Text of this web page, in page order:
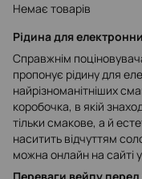
Немає товарів
Рідина для
Справжнім
пропонує рідину для
найрізноманітніших
коробочка, в якій
тільки смакове, а й
наситить відчуттям
можна онлайн на сайті